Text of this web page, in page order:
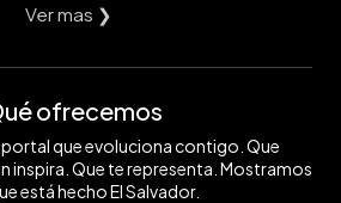
Ver mas ❯
ofrecemos
que evoluciona contigo. Que
inspira. Que te representa. Mostramos
está hecho El Salvador.